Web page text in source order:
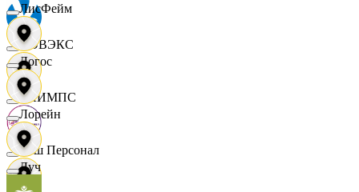
НОВЭКС
ОЛИМПС
Ваш Персонал
ЛисФейм
Логос
Лорейн
Луч